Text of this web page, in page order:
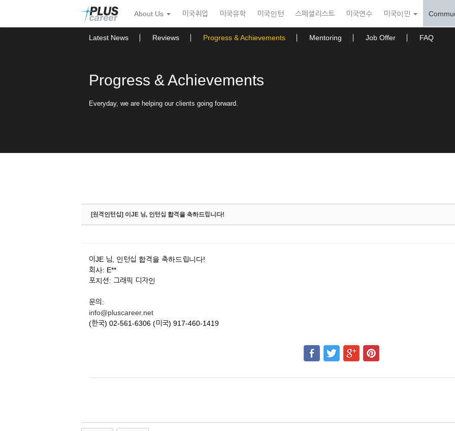
뉴
토
About Us 미국취업 미국유학 미국인턴 스페셜리스트 미국연수 미국이민
Latest News Reviews Progress & Achievements Mentoring Job Offer FAQ
Progress & Achievements
Everyday, we are helping our clients going forward.
[원격인턴십] 이JE 님, 인턴십 합격을 축하드립니다!
이JE 님, 인턴십 합격을 축하드립니다!
회사: E**
포지션: 그래픽 디자인
문의:
info@pluscareer.net
(한국) 02-561-6306 (미국) 917-460-1419